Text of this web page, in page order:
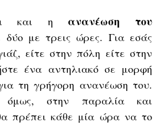
και ηανανέωση του
δύο με τρεις ώρες. Για εσάς
είτε στην πόλη είτε στην
ένα αντηλιακό σε μορφή
τη γρήγορη ανανέωση του.
όμως, στην παραλία και
πρέπει κάθε μία ώρα να το